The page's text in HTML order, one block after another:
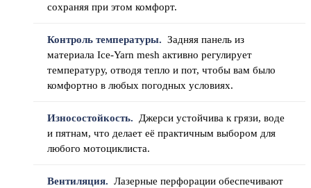
сохраняя при этом комфорт.
Контроль температуры. Задняя панель из
материала Ice-Yarn mesh активно регулирует
температуру, отводя тепло и пот, чтобы вам было
комфортно в любых погодных условиях.
Износостойкость.
Джерси устойчива к грязи, воде
и пятнам, что делает её практичным выбором для
любого мотоциклиста.
Вентиляция. Лазерные перфорации обеспечивают